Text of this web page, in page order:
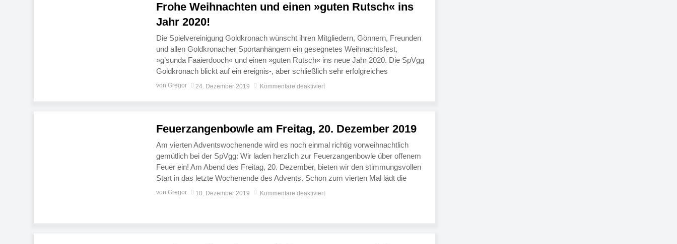
Frohe Weihnachten und einen »guten Rutsch« ins
Jahr 2020!
Die Spielvereinigung Goldkronach wünscht ihren Mitgliedern, Gönnern, Freunden
und allen Goldkronacher Sportanhängern ein gesegnetes Weihnachtsfest,
»g’sunda Faaierdooch« und einen »guten Rutsch« ins neue Jahr 2020. Die SpVgg
Goldkronach blickt auf ein ereignis-, aber schließlich sehr erfolgreiches
Vereinsjahr zurück. In der Winterpause noch im Tabellenkeller, legte die junge Elf
von Gregor 24. Dezember 2019 Kommentare deaktiviert
Feuerzangenbowle am Freitag, 20. Dezember 2019
Am vierten Adventswochenende wird es noch einmal richtig vorweihnachtlich
gemütlich bei der SpVgg: Wir laden herzlich zur Feuerzangenbowle über offenem
Feuer ein! Am Abend des Freitag, 20. Dezember, bieten wir den stimmungsvollen
Start in das letzte Wochenende des Advents. Schon zum vierten Mal lädt die
SpVgg zu diesem stimmungsvollen Termin. Dazu serviert unser Sportheim-Team
von Gregor 10. Dezember 2019 Kommentare deaktiviert